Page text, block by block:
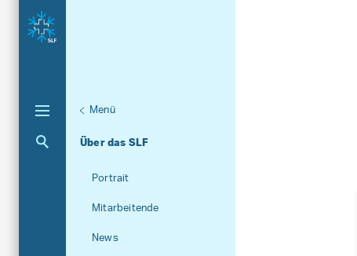
Menü
Über das SLF
Aktuelle Navigation
Portrait
Mitarbeitende
News